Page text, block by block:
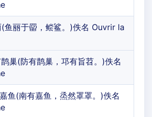
鱼丽于罶，鲿鲨。)佚名 Ouvrir la
巢(防有鹊巢，邛有旨苕。)佚名
鱼(南有嘉鱼，烝然罩罩。)佚名